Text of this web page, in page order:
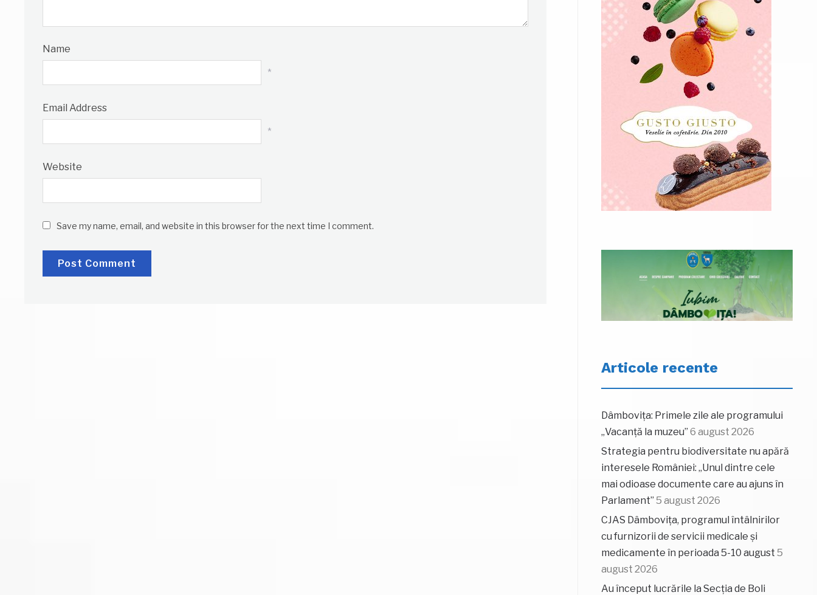
Name
*
Email Address
*
Website
Save my name, email, and website in this browser for the next time I comment.
Articole recente
Dâmbovița: Primele zile ale programului
„Vacanță la muzeu” 6 august 2026
Strategia pentru biodiversitate nu apără
interesele României: „Unul dintre cele
mai odioase documente care au ajuns în
Parlament” 5 august 2026
CJAS Dâmbovița, programul întâlnirilor
cu furnizorii de servicii medicale și
medicamente în perioada 5-10 august 5
august 2026
Au început lucrările la Secția de Boli